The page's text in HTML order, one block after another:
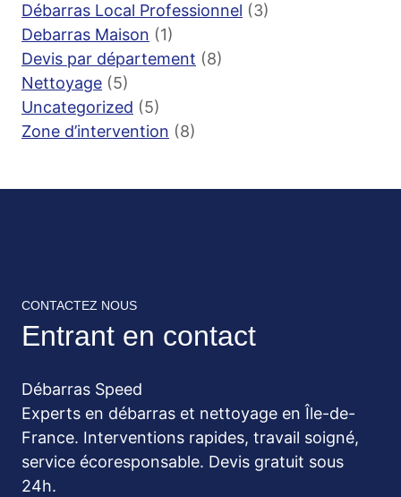
Débarras Local Professionnel (3)
Debarras Maison (1)
Devis par département (8)
Nettoyage (5)
Uncategorized (5)
Zone d’intervention (8)
CONTACTEZ NOUS
Entrant en contact
Débarras Speed
Experts en débarras et nettoyage en Île-de-
France. Interventions rapides, travail soigné,
service écoresponsable. Devis gratuit sous
24h.